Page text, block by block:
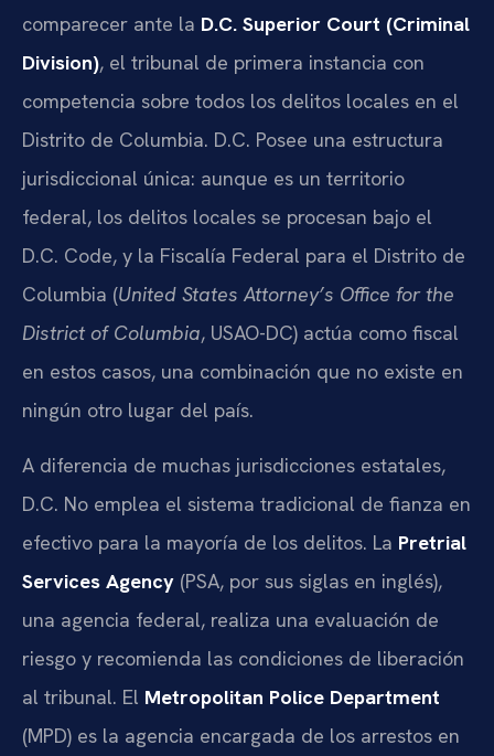
comparecer ante la D.C. Superior Court (Criminal
Division), el tribunal de primera instancia con
competencia sobre todos los delitos locales en el
Distrito de Columbia. D.C. Posee una estructura
jurisdiccional única: aunque es un territorio
federal, los delitos locales se procesan bajo el
D.C. Code, y la Fiscalía Federal para el Distrito de
Columbia (United States Attorney’s Office for the
District of Columbia, USAO-DC) actúa como fiscal
en estos casos, una combinación que no existe en
ningún otro lugar del país.
A diferencia de muchas jurisdicciones estatales,
D.C. No emplea el sistema tradicional de fianza en
efectivo para la mayoría de los delitos. La Pretrial
Services Agency (PSA, por sus siglas en inglés),
una agencia federal, realiza una evaluación de
riesgo y recomienda las condiciones de liberación
al tribunal. El Metropolitan Police Department
(MPD) es la agencia encargada de los arrestos en